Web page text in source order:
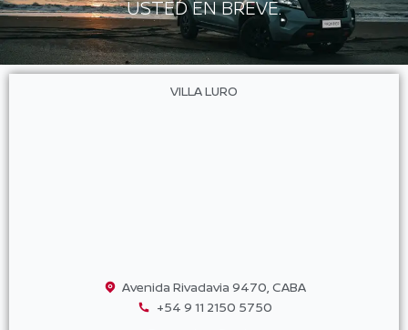
USTED EN BREVE.
VILLA LURO
Avenida Rivadavia 9470, CABA
+54 9 11 2150 5750